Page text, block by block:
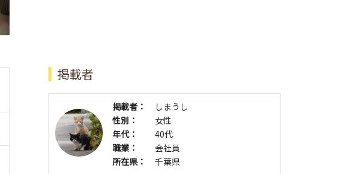
掲載者
掲載者：
しまうし
性別：
女性
年代：
40代
職業：
会社員
所在県：
千葉県